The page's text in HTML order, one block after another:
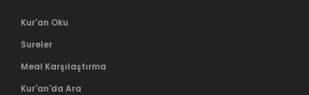
Kur'an Oku
Sureler
Meal Karşılaştırma
Kur'an'da Ara